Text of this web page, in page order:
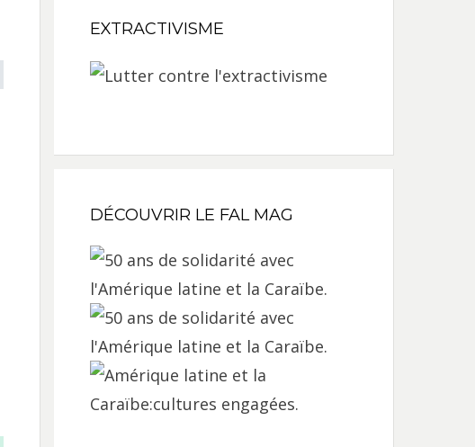
EXTRACTIVISME
DÉCOUVRIR LE FAL MAG